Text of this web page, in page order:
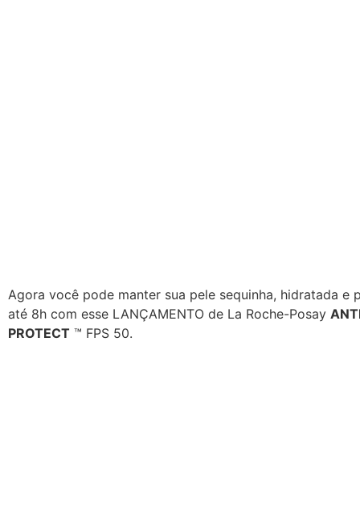
Agora você pode manter sua pele sequinha, hidratada e
até 8h com esse LANÇAMENTO de La Roche-Posay
PROTECT ™ FPS 50.